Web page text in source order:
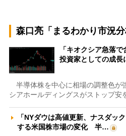
森口亮「まるわかり市況分
「キオクシア急落
投資家としての成
半導体株を中心に相場の調整色が
シアホールディングスがストップ安
「NYダウは高値更新、ナスダッ
する米国株市場の変化 半…